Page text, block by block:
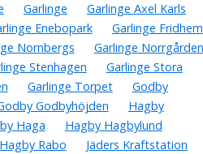
Garlinge
Garlinge Axel Karls
Enebopark
Garlinge Fridhem
Nornbergs
Garlinge Norrgården
Stenhagen
Garlinge Stora
Garlinge Torpet
Godby
Godbyhöjden
Hagby
Haga
Hagby Hagbylund
Hagby Rabo
Jäders Kraftstation